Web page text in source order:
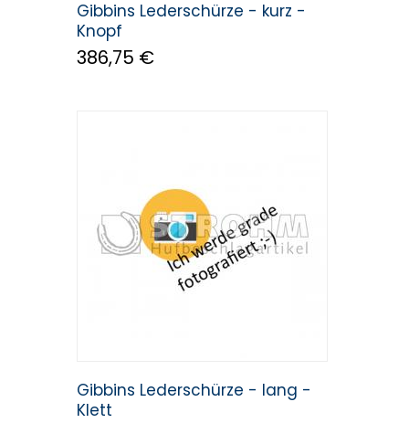
Gibbins Lederschürze - kurz -
Knopf
386,75 €
Gibbins Lederschürze - lang -
Klett